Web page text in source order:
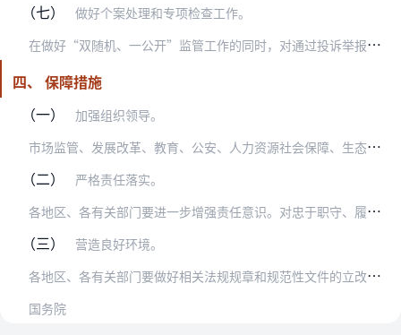
（七）
做好个案处理和专项检查工作。
在
做好“双随机、一公开”监管工作的同时，对通过投诉举报、转办交办、数据监测等发现的违法违规个案线索，要立即实施检查、处置；需要立案查处的，要按照行政处罚程序规定…
四、 保障措施
（一）
加强组织领导。
市
场监管、发展改革、教育、公安、人力资源社会保障、生态环境、住房城乡建设、交通运输、农业农村、商务、文化和旅游、卫生健康、应急、海关、税务、统计等市场监管领域有…
（二）
严格责任落实。
各
地区、各有关部门要进一步增强责任意识。对忠于职守、履职尽责的，要给予表扬和鼓励；对未履行、不当履行或违法履行“双随机、一公开”监管职责的，要依法依规严肃处理；…
（三）
营造良好环境。
各
地区、各有关部门要做好相关法规规章和规范性文件的立改废释工作，推进“双随机、一公开”监管法治化进程。加强干部队伍建设，强化监管执法业务培训，提升市场监管领域“…
国务院